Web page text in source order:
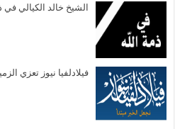
الشيخ خالد الكيالي في
فيلادلفيا نيوز تعزي